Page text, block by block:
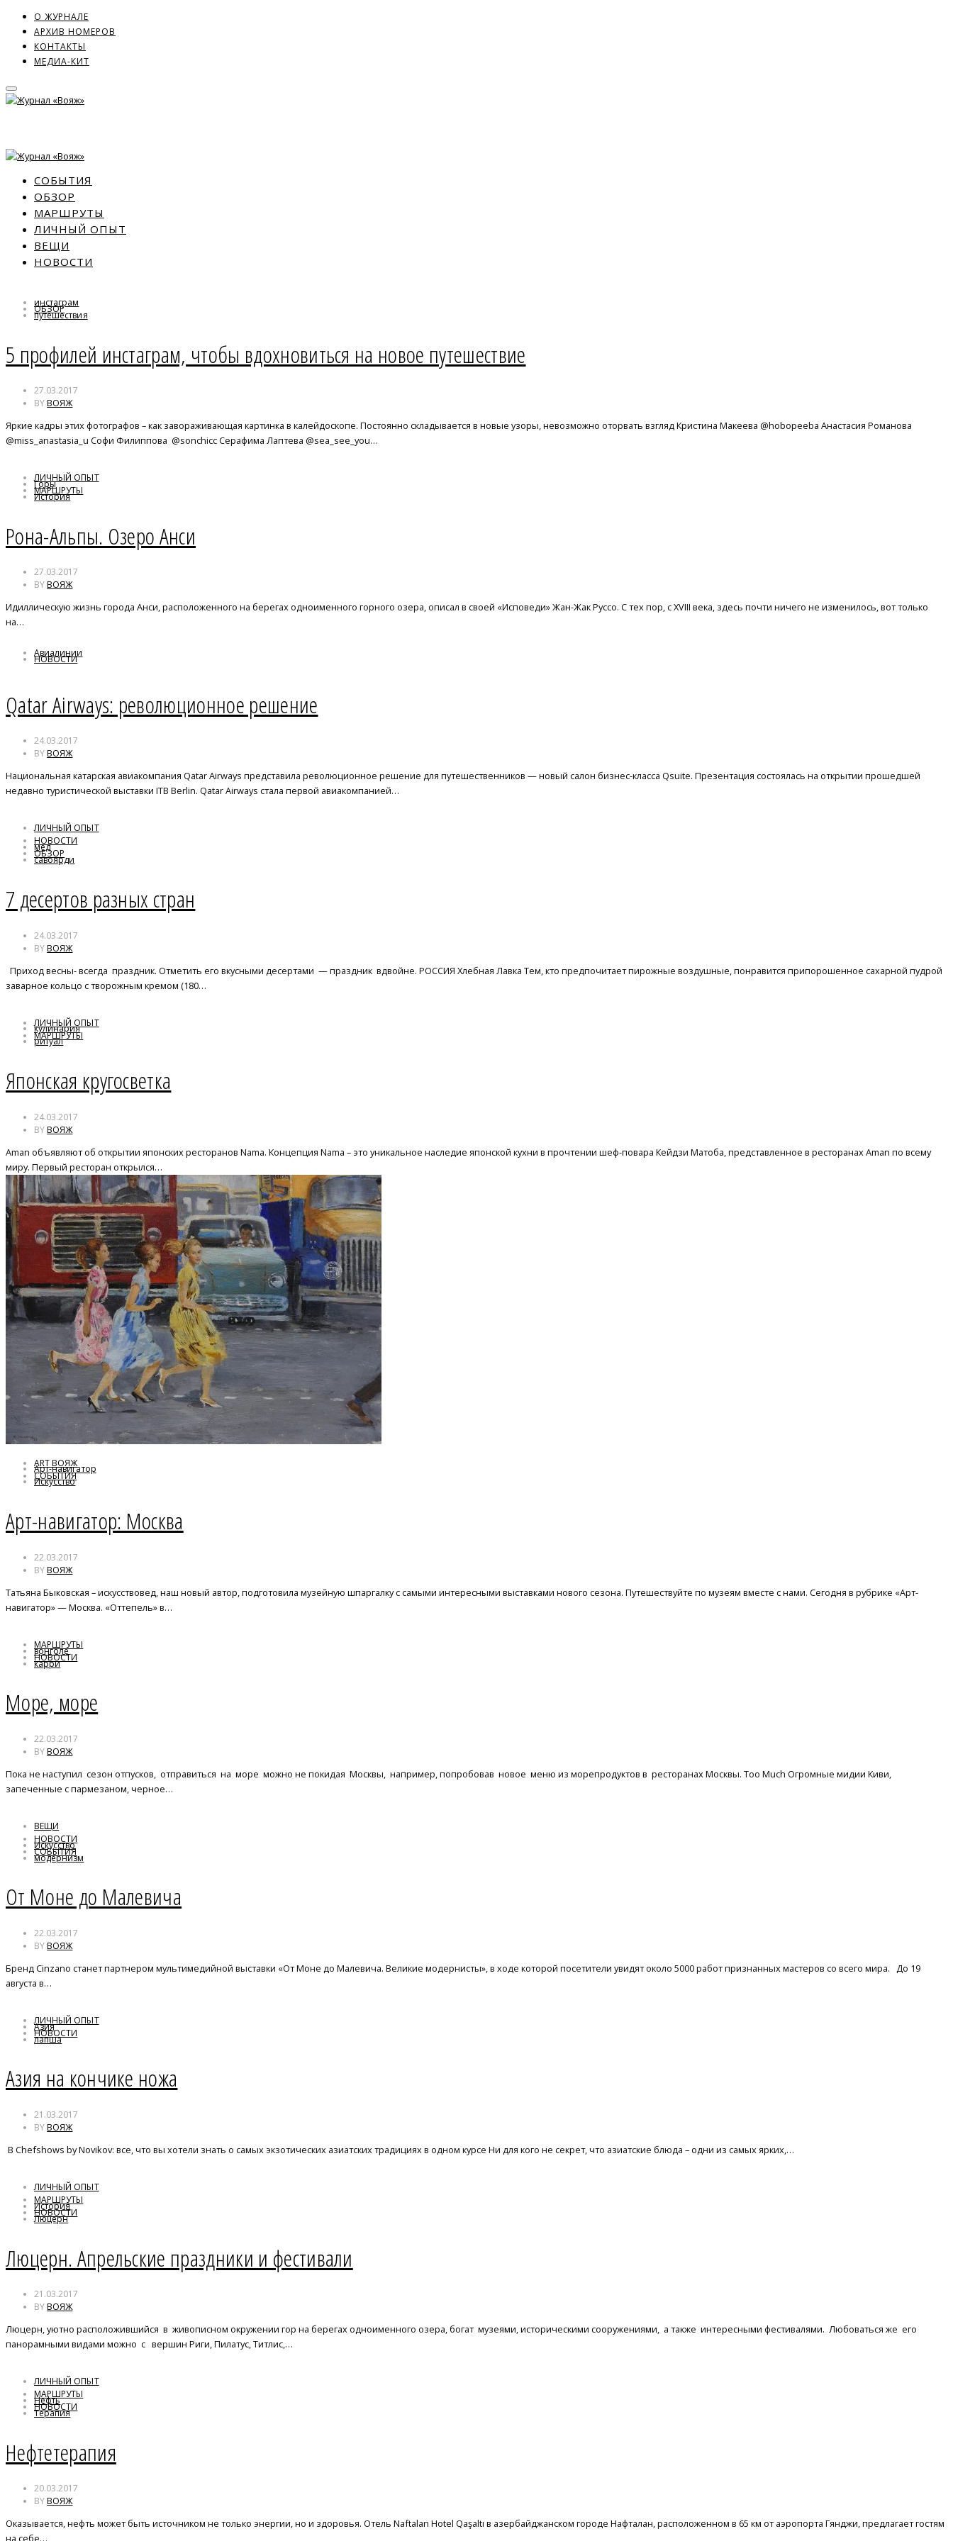
О ЖУРНАЛЕ
АРХИВ НОМЕРОВ
КОНТАКТЫ
МЕДИА-КИТ
СОБЫТИЯ
ОБЗОР
МАРШРУТЫ
ЛИЧНЫЙ ОПЫТ
ВЕЩИ
НОВОСТИ
ОБЗОР
инстаграм
путешествия
5 профилей инстаграм, чтобы вдохновиться на новое путешествие
27.03.2017
BYВОЯЖ
Яркие кадры этих фотографов – как завораживающая картинка в калейдоскопе. Постоянно складывается в новые узоры, невозможно оторвать взгляд Кристина Макеева @hobopeeba Анастасия Романова
@miss_anastasia_u Софи Филиппова @sonchicc Серафима Лаптева @sea_see_you…
ЛИЧНЫЙ ОПЫТ
МАРШРУТЫ
Горы
История
Рона-Альпы. Озеро Анси
27.03.2017
BYВОЯЖ
Идиллическую жизнь города Анси, расположенного на берегах одноименного горного озера, описал в своей «Исповеди» Жан-Жак Руссо. С тех пор, с XVIII века, здесь почти ничего не изменилось, вот только
на…
НОВОСТИ
Авиалинии
Qatar Airways: революционное решение
24.03.2017
BYВОЯЖ
Национальная катарская авиакомпания Qatar Airways представила революционное решение для путешественников — новый салон бизнес-класса Qsuite. Презентация состоялась на открытии прошедшей
недавно туристической выставки ITB Berlin. Qatar Airways стала первой авиакомпанией…
ЛИЧНЫЙ ОПЫТ
НОВОСТИ
ОБЗОР
мед
савоярди
7 десертов разных стран
24.03.2017
BYВОЯЖ
Приход весны- всегда праздник. Отметить его вкусными десертами — праздник вдвойне. РОССИЯ Хлебная Лавка Тем, кто предпочитает пирожные воздушные, понравится припорошенное сахарной пудрой
заварное кольцо с творожным кремом (180…
ЛИЧНЫЙ ОПЫТ
МАРШРУТЫ
кулинария
ритуал
Японская кругосветка
24.03.2017
BYВОЯЖ
Aman объявляют об открытии японских ресторанов Nama. Концепция Nama – это уникальное наследие японской кухни в прочтении шеф-повара Кейдзи Матоба, представленное в ресторанах Aman по всему
миру. Первый ресторан открылся…
ART ВОЯЖ
СОБЫТИЯ
Арт-навигатор
Искусство
Арт-навигатор: Москва
22.03.2017
BYВОЯЖ
Татьяна Быковская – искусствовед, наш новый автор, подготовила музейную шпаргалку с самыми интересными выставками нового сезона. Путешествуйте по музеям вместе с нами. Сегодня в рубрике «Арт-
навигатор» — Москва. «Оттепель» в…
МАРШРУТЫ
НОВОСТИ
вонголе
карри
Море, море
22.03.2017
BYВОЯЖ
Пока не наступил сезон отпусков, отправиться на море можно не покидая Москвы, например, попробовав новое меню из морепродуктов в ресторанах Москвы. Too Much Огромные мидии Киви,
запеченные с пармезаном, черное…
ВЕЩИ
НОВОСТИ
СОБЫТИЯ
Искусство
модернизм
От Моне до Малевича
22.03.2017
BYВОЯЖ
Бренд Cinzano станет партнером мультимедийной выставки «От Моне до Малевича. Великие модернисты», в ходе которой посетители увидят около 5000 работ признанных мастеров со всего мира. До 19
августа в…
ЛИЧНЫЙ ОПЫТ
НОВОСТИ
Азия
лапша
Азия на кончике ножа
21.03.2017
BYВОЯЖ
В Chefshows by Novikov: все, что вы хотели знать о самых экзотических азиатских традициях в одном курсе Ни для кого не секрет, что азиатские блюда – одни из самых ярких,…
ЛИЧНЫЙ ОПЫТ
МАРШРУТЫ
НОВОСТИ
История
Люцерн
Люцерн. Апрельские праздники и фестивали
21.03.2017
BYВОЯЖ
Люцерн, уютно расположившийся в живописном окружении гор на берегах одноименного озера, богат музеями, историческими сооружениями, а также интересными фестивалями. Любоваться же его
панорамными видами можно с вершин Риги, Пилатус, Титлис,…
ЛИЧНЫЙ ОПЫТ
МАРШРУТЫ
НОВОСТИ
Нефть
Терапия
Нефтетерапия
20.03.2017
BYВОЯЖ
Оказывается, нефть может быть источником не только энергии, но и здоровья. Отель Naftalan Hotel Qaşaltı в азербайджанском городе Нафталан, расположенном в 65 км от аэропорта Гянджи, предлагает гостям
на себе…